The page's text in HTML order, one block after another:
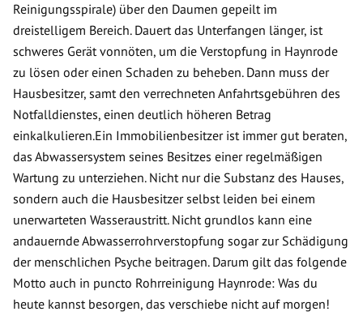
Reinigungsspirale) über den Daumen gepeilt im
dreistelligem Bereich. Dauert das Unterfangen länger, ist
schweres Gerät vonnöten, um die Verstopfung in Haynrode
zu lösen oder einen Schaden zu beheben. Dann muss der
Hausbesitzer, samt den verrechneten Anfahrtsgebühren des
Notfalldienstes, einen deutlich höheren Betrag
einkalkulieren.Ein Immobilienbesitzer ist immer gut beraten,
das Abwassersystem seines Besitzes einer regelmäßigen
Wartung zu unterziehen. Nicht nur die Substanz des Hauses,
sondern auch die Hausbesitzer selbst leiden bei einem
unerwarteten Wasseraustritt. Nicht grundlos kann eine
andauernde Abwasserrohrverstopfung sogar zur Schädigung
der menschlichen Psyche beitragen. Darum gilt das folgende
Motto auch in puncto Rohrreinigung Haynrode: Was du
heute kannst besorgen, das verschiebe nicht auf morgen!